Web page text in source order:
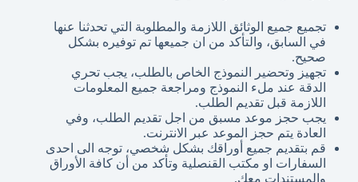
تجميع جميع الوثائق اللازمة والمطلوبة التي تحدثنا عنها
في السابق، والتأكد من ان جميعها تم توفيره بشكل
صحيح.
تجهيز وتحضير النموذج الخاص بالطلب، يجب تحري
الدقة عند ملء النموذج ومراجعة جميع المعلومات
اللازمة قبل تقديم الطلب.
يجب حجز موعد مسبق من اجل تقديم الطلب، وفي
العادة يتم حجز الموعد عبر الانترنت.
قم بتقديم جميع أوراقك بشكل شخصي، توجه الى احدى
السفارات او مكتب القنصلية وتأكد من أن كافة الأوراق
والمستندات معك.